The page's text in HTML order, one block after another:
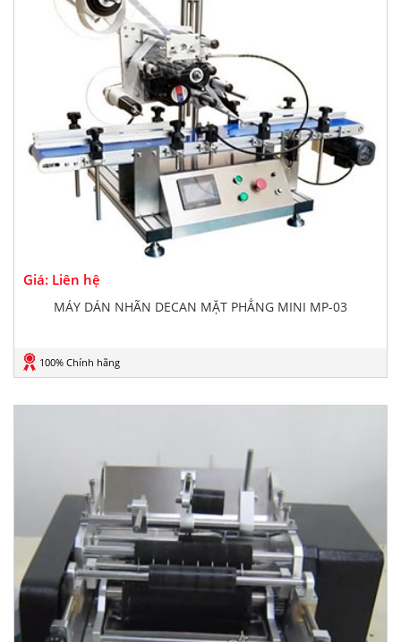
Giá: Liên hệ
MÁY DÁN NHÃN DECAN MẶT PHẲNG MINI MP-03
100% Chính hãng